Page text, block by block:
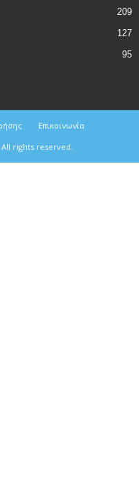
209
127
95
Επικοινωνία
All rights reserved.